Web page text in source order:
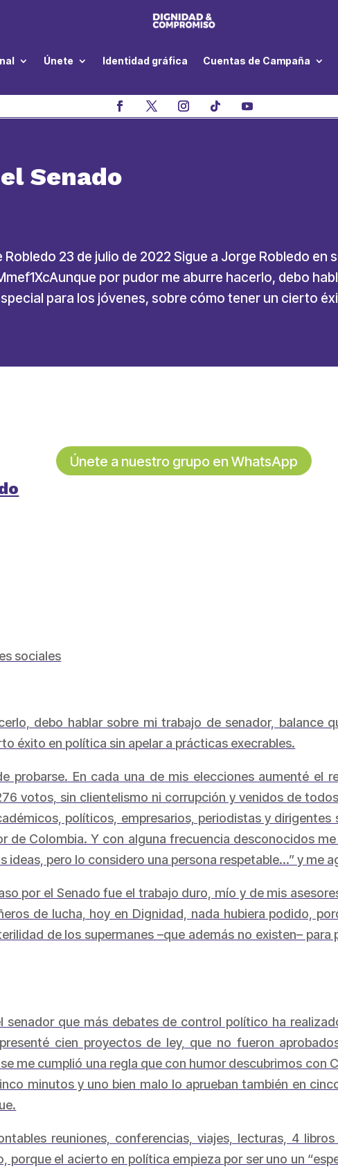
Únete Identidad gráfica Cuentas de Campaña
Senado
23 de julio de 2022 Sigue a Jorge Robledo en
por pudor me aburre hacerlo, debo
para los jóvenes, sobre cómo tener un cierto
Únete a nuestro grupo en WhatsApp
sociales
debo hablar sobre mi trabajo de senador, balance
éxito en política sin apelar a prácticas execrables.
probarse. En cada una de mis elecciones aumenté el
votos, sin clientelismo ni corrupción y venidos de
políticos, empresarios, periodistas y dirigentes
de Colombia. Y con alguna frecuencia desconocidos
pero lo considero una persona respetable…” y me
por el Senado fue el trabajo duro, mío y de mis
de lucha, hoy en Dignidad, nada hubiera podido,
de los supermanes –que además no existen–
senador que más debates de control político ha
cien proyectos de ley, que no fueron
me cumplió una regla que con humor descubrimos con
minutos y uno bien malo lo aprueban también en
reuniones, conferencias, viajes, lecturas, 4
porque el acierto en política empieza por ser uno un